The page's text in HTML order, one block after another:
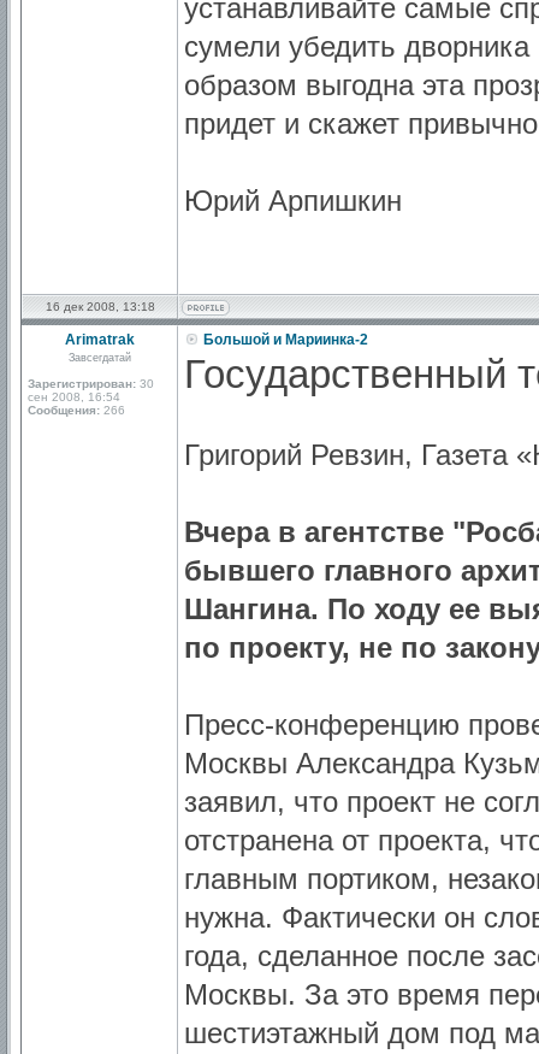
устанавливайте самые
сумели убедить
образом выгодна эта
придет и скажет
Юрий Арпишкин
16 дек 2008, 13:18
Arimatrak
Завсегдатай
Зарегистрирован: 30
сен 2008, 16:54
Сообщения: 266
Большой и Мариинка-2
Государственный
Григорий Ревзин,
Вчера в агентстве
бывшего главного
Шангина. По ходу ее
по проекту, не по
Пресс-конференцию
Москвы Александра
заявил, что проект не
отстранена от проекта,
главным портиком,
нужна. Фактически он
года, сделанное после
Москвы. За это время
шестиэтажный дом под